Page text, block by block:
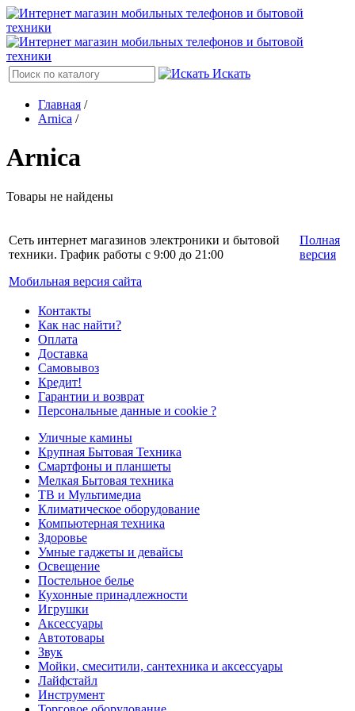
Искать
Главная /
Arnica /
Arnica
Товары не найдены
Сеть интернет магазинов электроники и бытовой
техники. График работы с 9:00 до 21:00
Мобильная версия сайта
Полная
версия
Контакты
Как нас найти?
Оплата
Доставка
Самовывоз
Кредит!
Гарантии и возврат
Персональные данные и cookie ?
Уличные камины
Крупная Бытовая Техника
Смартфоны и планшеты
Мелкая Бытовая техника
ТВ и Мультимедиа
Климатическое оборудование
Компьютерная техника
Здоровье
Умные гаджеты и девайсы
Освещение
Постельное белье
Кухонные принадлежности
Игрушки
Аксессуары
Автотовары
Звук
Мойки, смеситили, сантехника и аксессуары
Лайфстайл
Инструмент